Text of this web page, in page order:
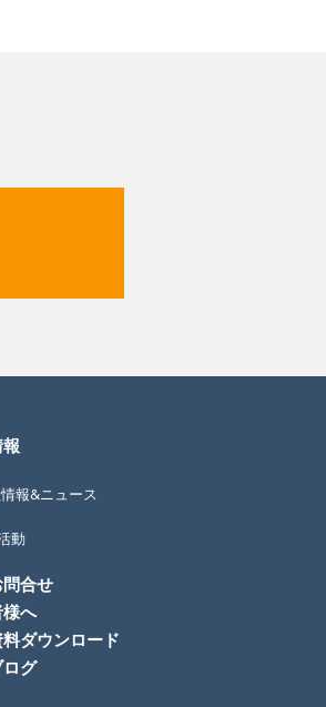
報&ニュース
動
合せ
へ
ダウンロード
グ